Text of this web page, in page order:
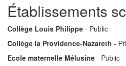
Établissements
Collège Louis Philippe - Public
Collège la Providence-Nazareth -
Ecole maternelle Mélusine - Public